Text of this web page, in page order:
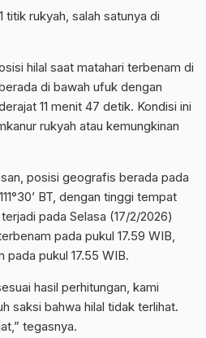
titik rukyah, salah satunya di
hilal saat matahari terbenam di
di bawah ufuk dengan
11 menit 47 detik. Kondisi ini
rukyah atau kemungkinan
posisi geografis berada pada
BT, dengan tinggi tempat
pada Selasa (17/2/2026)
pada pukul 17.59 WIB,
pukul 17.55 WIB.
hasil perhitungan, kami
saksi bahwa hilal tidak terlihat.
tegasnya.